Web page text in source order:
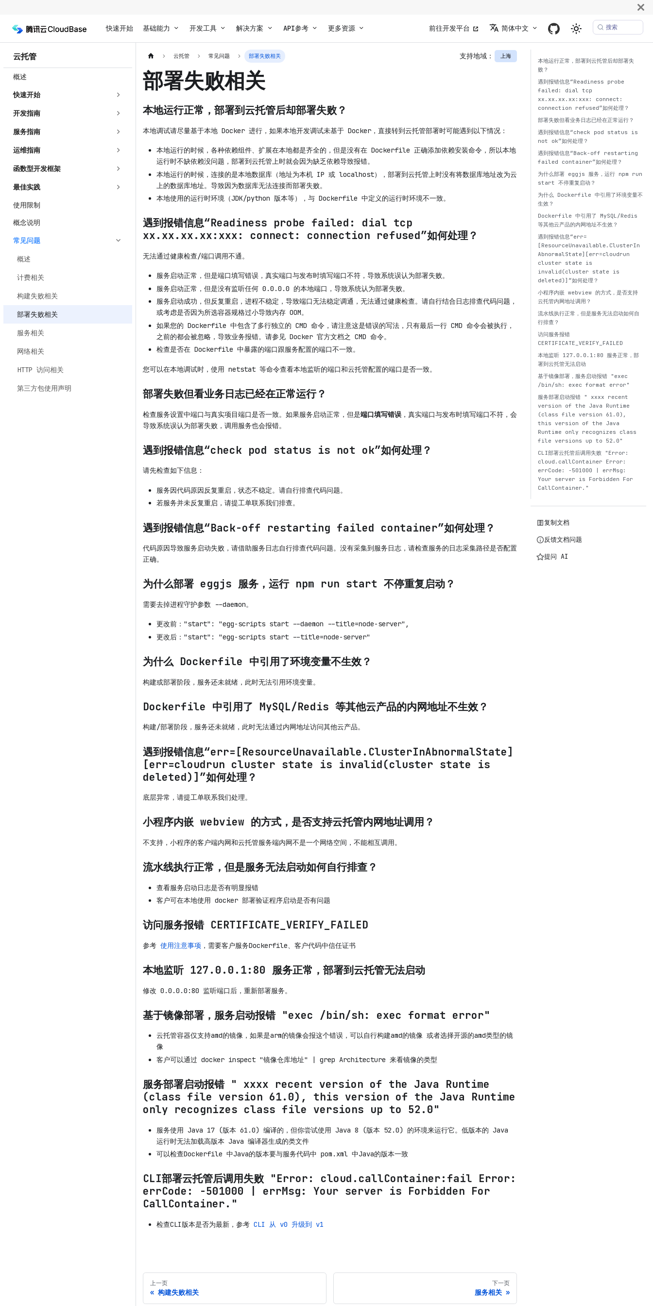
快速开始 基础能力 开发工具 解决方案 API参考 更多资源 前往开发平台 简体中文 搜索
云托管
概述
快速开始
开发指南
服务指南
运维指南
函数型开发框架
最佳实践
使用限制
概念说明
常见问题
概述
计费相关
构建失败相关
部署失败相关
服务相关
网络相关
HTTP 访问相关
第三方包使用声明
云托管 常见问题 部署失败相关 支持地域： 上海
部署失败相关
本地运行正常，部署到云托管后却部署失败？
本地调试请尽量基于本地 Docker 进行，如果本地开发调试未基于 Docker，直接转到云托管部署时可能遇到以下情况：
本地运行的时候，各种依赖组件、扩展在本地都是齐全的，但是没有在 Dockerfile 正确添加依赖安装命令，所以本地
运行时不缺依赖没问题，部署到云托管上时就会因为缺乏依赖导致报错。
本地运行的时候，连接的是本地数据库（地址为本机 IP 或 localhost），部署到云托管上时没有将数据库地址改为云
上的数据库地址。导致因为数据库无法连接而部署失败。
本地使用的运行时环境（JDK/python 版本等），与 Dockerfile 中定义的运行时环境不一致。
遇到报错信息“Readiness probe failed: dial tcp
xx.xx.xx.xx:xxx: connect: connection refused”如何处理？
无法通过健康检查/端口调用不通。
服务启动正常，但是端口填写错误，真实端口与发布时填写端口不符，导致系统误认为部署失败。
服务启动正常，但是没有监听任何 0.0.0.0 的本地端口，导致系统认为部署失败。
服务启动成功，但反复重启，进程不稳定，导致端口无法稳定调通，无法通过健康检查。请自行结合日志排查代码问题，
或考虑是否因为所选容器规格过小导致内存 OOM。
如果您的 Dockerfile 中包含了多行独立的 CMD 命令，请注意这是错误的写法，只有最后一行 CMD 命令会被执行，
之前的都会被忽略，导致业务报错。请参见 Docker 官方文档之 CMD 命令。
检查是否在 Dockerfile 中暴露的端口跟服务配置的端口不一致。
您可以在本地调试时，使用 netstat 等命令查看本地监听的端口和云托管配置的端口是否一致。
部署失败但看业务日志已经在正常运行？
检查服务设置中端口与真实项目端口是否一致。如果服务启动正常，但是端口填写错误 ，真实端口与发布时填写端口不符，会
导致系统误认为部署失败，调用服务也会报错。
遇到报错信息“check pod status is not ok”如何处理？
请先检查如下信息：
服务因代码原因反复重启，状态不稳定。请自行排查代码问题。
若服务并未反复重启，请提工单联系我们排查。
遇到报错信息“Back-off restarting failed container”如何处理？
代码原因导致服务启动失败，请借助服务日志自行排查代码问题。没有采集到服务日志，请检查服务的日志采集路径是否配置
正确。
为什么部署 eggjs 服务，运行 npm run start 不停重复启动？
需要去掉进程守护参数 --daemon。
更改前："start": "egg-scripts start --daemon --title=node-server",
更改后："start": "egg-scripts start --title=node-server"
为什么 Dockerfile 中引用了环境变量不生效？
构建或部署阶段，服务还未就绪，此时无法引用环境变量。
Dockerfile 中引用了 MySQL/Redis 等其他云产品的内网地址不生效？
构建/部署阶段，服务还未就绪，此时无法通过内网地址访问其他云产品。
遇到报错信息“err=[ResourceUnavailable.ClusterInAbnormalState]
[err=cloudrun cluster state is invalid(cluster state is
deleted)]”如何处理？
底层异常，请提工单联系我们处理。
小程序内嵌 webview 的方式，是否支持云托管内网地址调用？
不支持，小程序的客户端内网和云托管服务端内网不是一个网络空间，不能相互调用。
流水线执行正常，但是服务无法启动如何自行排查？
查看服务启动日志是否有明显报错
客户可在本地使用 docker 部署验证程序启动是否有问题
访问服务报错 CERTIFICATE_VERIFY_FAILED
参考 使用注意事项 ，需要客户服务Dockerfile、客户代码中信任证书
本地监听 127.0.0.1:80 服务正常，部署到云托管无法启动
修改 0.0.0.0:80 监听端口后，重新部署服务。
基于镜像部署，服务启动报错 "exec /bin/sh: exec format error"
云托管容器仅支持amd的镜像，如果是arm的镜像会报这个错误，可以自行构建amd的镜像 或者选择开源的amd类型的镜
像
客户可以通过 docker inspect "镜像仓库地址" | grep Architecture 来看镜像的类型
服务部署启动报错 " xxxx recent version of the Java Runtime
(class file version 61.0), this version of the Java Runtime
only recognizes class file versions up to 52.0"
服务使用 Java 17 (版本 61.0) 编译的，但你尝试使用 Java 8 (版本 52.0) 的环境来运行它。低版本的 Java
运行时无法加载高版本 Java 编译器生成的类文件
可以检查Dockerfile 中Java的版本要与服务代码中 pom.xml 中Java的版本一致
CLI部署云托管后调用失败 "Error: cloud.callContainer:fail Error:
errCode: -501000 | errMsg: Your server is Forbidden For
CallContainer."
检查CLI版本是否为最新，参考 CLI 从 v0 升级到 v1
上一页
构建失败相关
下一页
服务相关
本地运行正常，部署到云托管后却部署失
败？
遇到报错信息“Readiness probe
failed: dial tcp
xx.xx.xx.xx:xxx: connect:
connection refused”如何处理？
部署失败但看业务日志已经在正常运行？
遇到报错信息“check pod status is
not ok”如何处理？
遇到报错信息“Back-off restarting
failed container”如何处理？
为什么部署 eggjs 服务，运行 npm run
start 不停重复启动？
为什么 Dockerfile 中引用了环境变量不
生效？
Dockerfile 中引用了 MySQL/Redis
等其他云产品的内网地址不生效？
遇到报错信息“err=
[ResourceUnavailable.ClusterIn
AbnormalState][err=cloudrun
cluster state is
invalid(cluster state is
deleted)]”如何处理？
小程序内嵌 webview 的方式，是否支持
云托管内网地址调用？
流水线执行正常，但是服务无法启动如何自
行排查？
访问服务报错
CERTIFICATE_VERIFY_FAILED
本地监听 127.0.0.1:80 服务正常，部
署到云托管无法启动
基于镜像部署，服务启动报错 "exec
/bin/sh: exec format error"
服务部署启动报错 " xxxx recent
version of the Java Runtime
(class file version 61.0),
this version of the Java
Runtime only recognizes class
file versions up to 52.0"
CLI部署云托管后调用失败 "Error:
cloud.callContainer Error:
errCode: -501000 | errMsg:
Your server is Forbidden For
CallContainer."
复制文档
反馈文档问题
提问 AI